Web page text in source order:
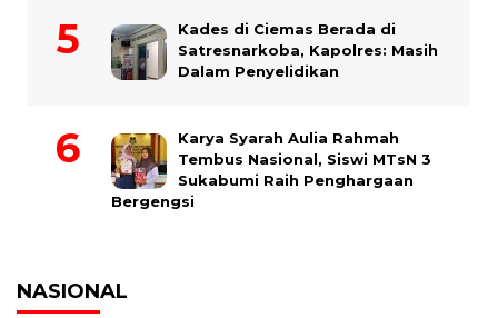
Kades di Ciemas Berada di
Satresnarkoba, Kapolres: Masih
Dalam Penyelidikan
Karya Syarah Aulia Rahmah
Tembus Nasional, Siswi MTsN 3
Sukabumi Raih Penghargaan
Bergengsi
NASIONAL